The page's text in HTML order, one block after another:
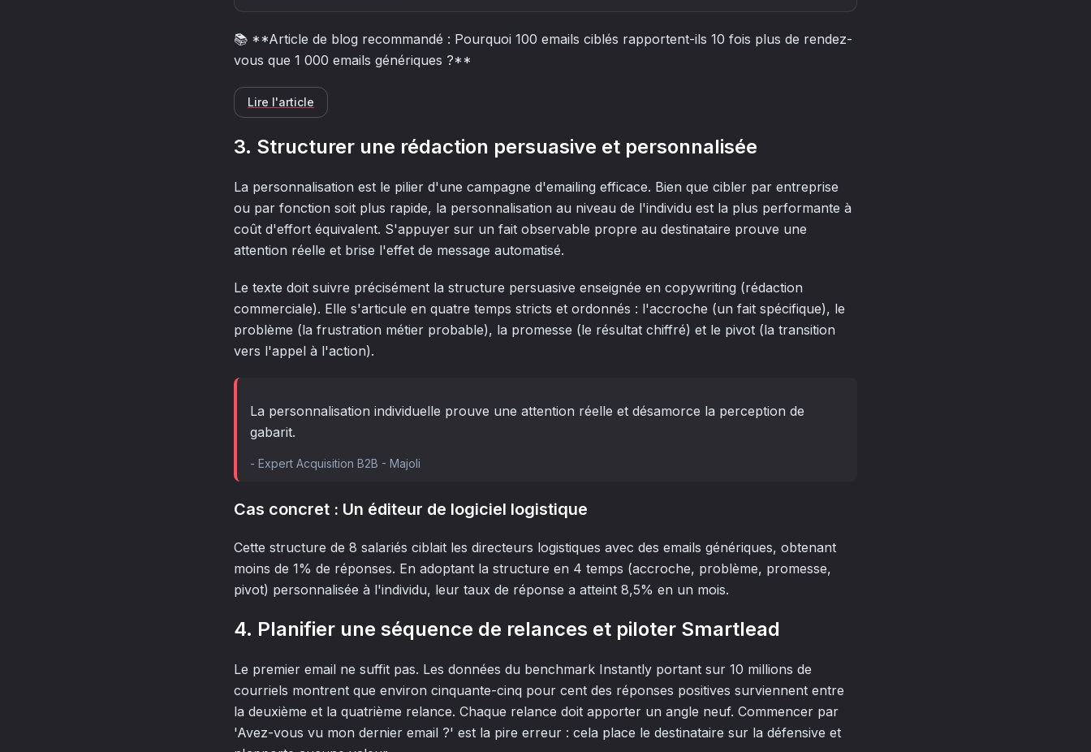
📚 **Article de blog recommandé : Pourquoi 100 emails ciblés rapportent-ils 10 fois plus de rendez-
vous que 1 000 emails génériques ?**
Lire l'article
3. Structurer une rédaction persuasive et personnalisée
La personnalisation est le pilier d'une campagne d'emailing efficace. Bien que cibler par entreprise
ou par fonction soit plus rapide, la personnalisation au niveau de l'individu est la plus performante à
coût d'effort équivalent. S'appuyer sur un fait observable propre au destinataire prouve une
attention réelle et brise l'effet de message automatisé.
Le texte doit suivre précisément la structure persuasive enseignée en copywriting (rédaction
commerciale). Elle s'articule en quatre temps stricts et ordonnés : l'accroche (un fait spécifique), le
problème (la frustration métier probable), la promesse (le résultat chiffré) et le pivot (la transition
vers l'appel à l'action).
La personnalisation individuelle prouve une attention réelle et désamorce la perception de
gabarit.
- Expert Acquisition B2B - Majoli
Cas concret : Un éditeur de logiciel logistique
Cette structure de 8 salariés ciblait les directeurs logistiques avec des emails génériques, obtenant
moins de 1% de réponses. En adoptant la structure en 4 temps (accroche, problème, promesse,
pivot) personnalisée à l'individu, leur taux de réponse a atteint 8,5% en un mois.
4. Planifier une séquence de relances et piloter Smartlead
Le premier email ne suffit pas. Les données du benchmark Instantly portant sur 10 millions de
courriels montrent que environ cinquante-cinq pour cent des réponses positives surviennent entre
la deuxième et la quatrième relance. Chaque relance doit apporter un angle neuf. Commencer par
'Avez-vous vu mon dernier email ?' est la pire erreur : cela place le destinataire sur la défensive et